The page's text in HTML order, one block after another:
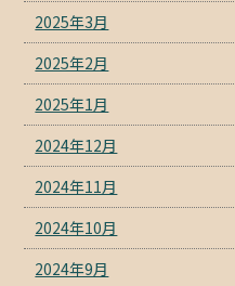
2025年3月
2025年2月
2025年1月
2024年12月
2024年11月
2024年10月
2024年9月